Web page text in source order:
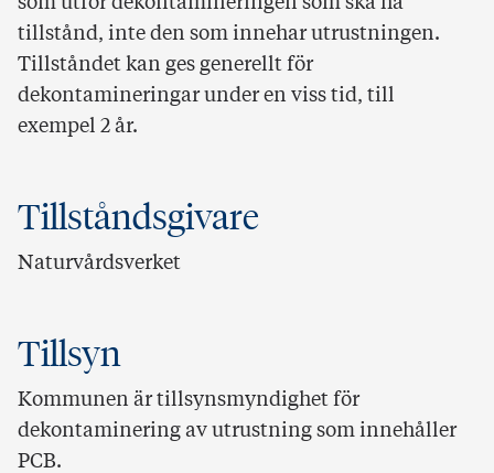
tillstånd, inte den som innehar utrustningen.
Tillståndet kan ges generellt för
dekontamineringar under en viss tid, till
exempel 2 år.
Tillståndsgivare
Naturvårdsverket
Tillsyn
Kommunen är tillsynsmyndighet för
dekontaminering av utrustning som innehåller
PCB.